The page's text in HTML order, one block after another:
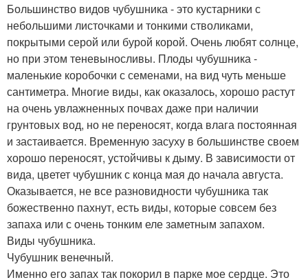
Большинство видов чубушника - это кустарники с
небольшими листочками и тонкими стволиками,
покрытыми серой или бурой корой. Очень любят солнце,
но при этом теневыносливы. Плоды чубушника -
маленькие коробочки с семенами, на вид чуть меньше
сантиметра. Многие виды, как оказалось, хорошо растут
на очень увлажненных почвах даже при наличии
грунтовых вод, но не переносят, когда влага постоянная
и застаивается. Временную засуху в большинстве своем
хорошо переносят, устойчивы к дыму. В зависимости от
вида, цветет чубушник с конца мая до начала августа.
Оказывается, не все разновидности чубушника так
божественно пахнут, есть виды, которые совсем без
запаха или с очень тонким еле заметным запахом.
Виды чубушника.
Чубушник венечный.
Именно его запах так покорил в парке мое сердце. Это